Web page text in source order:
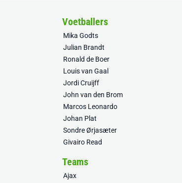
Voetballers
Mika Godts
Julian Brandt
Ronald de Boer
Louis van Gaal
Jordi Cruijff
John van den Brom
Marcos Leonardo
Johan Plat
Sondre Ørjasæter
Givairo Read
Teams
Ajax